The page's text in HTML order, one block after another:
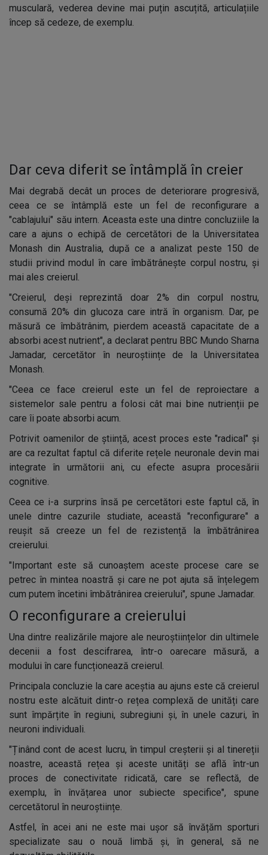
musculară, vederea devine mai puțin ascuțită, articulațiile
încep să cedeze, de exemplu.
Dar ceva diferit se întâmplă în creier
Mai degrabă decât un proces de deteriorare progresivă,
ceea ce se întâmplă este un fel de reconfigurare a
"cablajului" său intern. Aceasta este una dintre concluziile la
care a ajuns o echipă de cercetători de la Universitatea
Monash din Australia, după ce a analizat peste 150 de
studii privind modul în care îmbătrânește corpul nostru, și
mai ales creierul.
"Creierul, deși reprezintă doar 2% din corpul nostru,
consumă 20% din glucoza care intră în organism. Dar, pe
măsură ce îmbătrânim, pierdem această capacitate de a
absorbi acest nutrient", a declarat pentru BBC Mundo Sharna
Jamadar, cercetător în neuroștiințe de la Universitatea
Monash.
"Ceea ce face creierul este un fel de reproiectare a
sistemelor sale pentru a folosi cât mai bine nutrienții pe
care îi poate absorbi acum.
Potrivit oamenilor de știință, acest proces este "radical" și
are ca rezultat faptul că diferite rețele neuronale devin mai
integrate în următorii ani, cu efecte asupra procesării
cognitive.
Ceea ce i-a surprins însă pe cercetători este faptul că, în
unele dintre cazurile studiate, această "reconfigurare" a
reușit să creeze un fel de rezistență la îmbătrânirea
creierului.
"Important este să cunoaștem aceste procese care se
petrec în mintea noastră și care ne pot ajuta să înțelegem
cum putem încetini îmbătrânirea creierului", spune Jamadar.
O reconfigurare a creierului
Una dintre realizările majore ale neuroștiințelor din ultimele
decenii a fost descifrarea, într-o oarecare măsură, a
modului în care funcționează creierul.
Principala concluzie la care aceștia au ajuns este că creierul
nostru este alcătuit dintr-o rețea complexă de unități care
sunt împărțite în regiuni, subregiuni și, în unele cazuri, în
neuroni individuali.
"Ținând cont de acest lucru, în timpul creșterii și al tinereții
noastre, această rețea și aceste unități se află într-un
proces de conectivitate ridicată, care se reflectă, de
exemplu, în învățarea unor subiecte specifice", spune
cercetătorul în neuroștiințe.
Astfel, în acei ani ne este mai ușor să învățăm sporturi
specializate sau o nouă limbă și, în general, să ne